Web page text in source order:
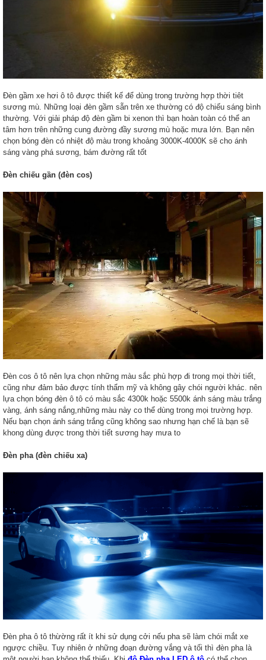
Đèn gầm xe hơi ô tô được thiết kế để dùng trong trường hợp thời tiêt
sương mù. Những loại đèn gầm sẵn trên xe thường có độ chiếu sáng bình
thường. Với giải pháp độ đèn gầm bi xenon thì bạn hoàn toàn có thể an
tâm hơn trên những cung đường đầy sương mù hoặc mưa lớn. Bạn nên
chọn bóng đèn có nhiệt độ màu trong khoảng 3000K-4000K sẽ cho ánh
sáng vàng phá sương, bám đường rất tốt
Đèn chiếu gần (đèn cos)
Đèn cos ô tô nên lựa chọn những màu sắc phù hợp đi trong mọi thời tiết,
cũng như đảm bảo được tính thẩm mỹ và không gây chói người khác. nên
lựa chọn bóng đèn ô tô có màu sắc 4300k hoặc 5500k ánh sáng màu trắng
vàng, ánh sáng nắng,những màu này co thể dùng trong mọi trường hợp.
Nếu bạn chọn ánh sáng trắng cũng không sao nhưng hạn chế là bạn sẽ
khong dùng được trong thời tiết sương hay mưa to
Đèn pha (đèn chiếu xa)
Đèn pha ô tô thừờng rất ít khi sử dụng cởi nếu pha sẽ làm chói mắt xe
ngược chiều. Tuy nhiên ở những đoạn đường vắng và tối thì đèn pha là